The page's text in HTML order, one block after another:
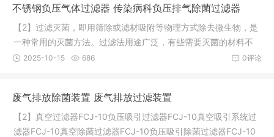
不锈钢负压气体过滤器 传染病科负压排气除菌过滤器
【2】过滤灭菌，即用筛除或滤材吸附等物理方式除去微生物，是
一种常用的灭菌方法。过滤法用途广泛，有些需要灭菌的材料不
能受热
0评论
2025-10-15 686
废气排放除菌装置 废气排放过滤装置
【2】真空过滤器FCJ-10负压吸引过滤器FCJ-10真空吸引系统过
滤器FCJ-10真空除菌过滤器FCJ-10负压吸引除菌过滤器FCJ-10